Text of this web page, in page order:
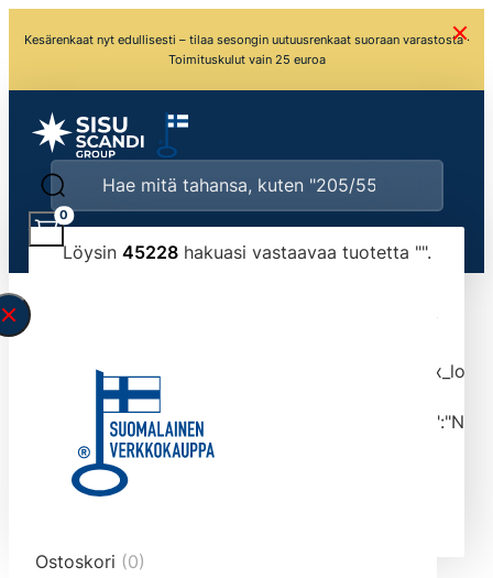
Kesärenkaat nyt edullisesti – tilaa sesongin uutuusrenkaat suoraan varastosta ·
Toimituskulut vain 25 euroa
Löysin 45228hakuasi vastaavaa tuotetta "".
typed the search query correctly.<br>Currently
tmlmvi","meta_query":
data-original-query-vars="[]" data-page="1"
data-max-pages="4523" data-start="1" data-
end="10">
0
Ostoskori (0)